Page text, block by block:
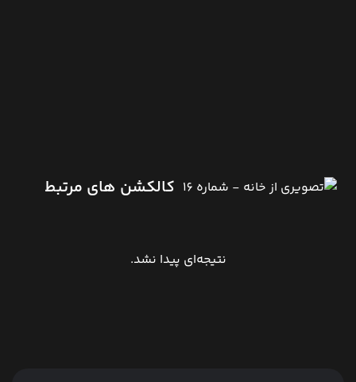
کالکشن های مرتبط
نتیجه‌ای پیدا نشد.